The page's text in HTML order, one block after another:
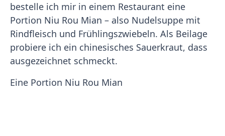
bestelle ich mir in einem Restaurant eine
Portion Niu Rou Mian – also Nudelsuppe mit
Rindfleisch und Frühlingszwiebeln. Als Beilage
probiere ich ein chinesisches Sauerkraut, dass
ausgezeichnet schmeckt.
Eine Portion Niu Rou Mian